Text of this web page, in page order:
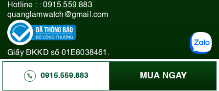
0915.559.883 MUA NGAY
Hotline : :0915.559.883
quanglamwatch@gmail.com
Giấy ĐKKD số 01E8038461.
© 2019-2026 Bản quyền thuộc Đồng Hồ Quang Lâm.